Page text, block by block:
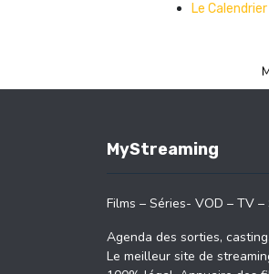
Le Calendrier
MyStreaming
Films – Séries- VOD – TV –
Agenda des sorties,
Le meilleur site de